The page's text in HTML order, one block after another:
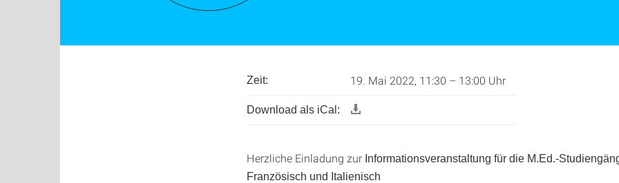
Zeit: 19. Mai 2022, 11:30 – 13:00 Uhr
Download als iCal:
Herzliche Einladung zur Informationsveranstaltung für die M.Ed.-
Französisch und Italienisch